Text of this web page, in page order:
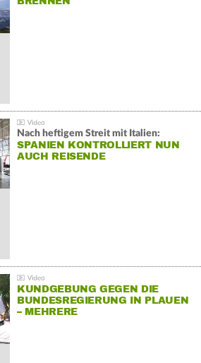
Nach heftigem Streit mit Italien:
SPANIEN KONTROLLIERT NUN
AUCH REISENDE
KUNDGEBUNG GEGEN DIE
BUNDESREGIERUNG IN PLAUEN
– MEHRERE